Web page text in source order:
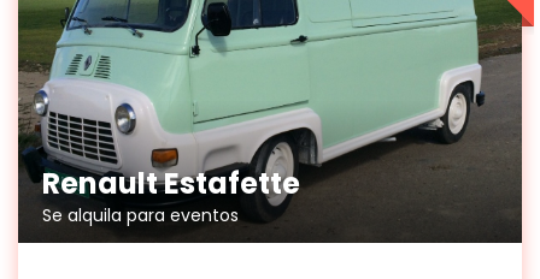
Renault Estafette
Se alquila para eventos